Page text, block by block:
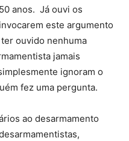
anos. Já ouvi os
este argumento
ouvido nenhuma
jamais
ignoram o
fez uma pergunta.
ao desarmamento